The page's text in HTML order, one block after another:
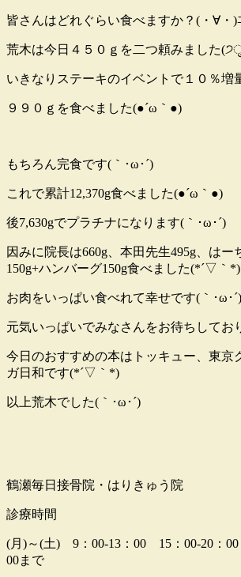
皆さんはどれぐらい食べますか？(・∀・)
荒木は今日４５０ｇを二つ頼みました
いきなりステーキのイベントで１０％増
９９０ｇを食べました(●´ω｀●)
もちろん完食です(｀･ω･´)
これで累計12,370g食べました(●´ω｀●)
後7,630gでプラチナになります(｀･ω･´)
因みに院長は660g、本田先生495g、はー
150g+ハンバーグ150g食べました(*´▽｀*)
お肉をいっぱい食べれて幸せです(｀･ω･´)
元気いっぱいでみなさんをお待ちして
今日のおすすめの本はトッキュー、東京
ガ日和です(*´▽｀*)
以上荒木でした(｀･ω･´)
鶴瀬毎日接骨院・はりきゅう院
診療時間
(月)～(土) 9：00-13：00 15：00-20：00
00まで